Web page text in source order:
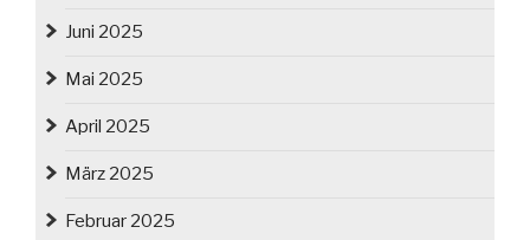
Juni 2025
Mai 2025
April 2025
März 2025
Februar 2025